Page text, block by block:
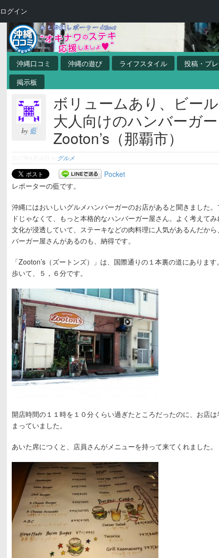
沖縄口コミ 沖縄の遊び ライフスタイル
投稿・プ
掲示板
by 藍
ボリュームあり、ビー
大人向けのハンバー
Zooton’s（那覇市）
グルメ
Pocket
レポーターの藍です。
沖縄にはおいしいグルメハンバーガーのお店があると聞きました
ドじゃなくて、もっと本格的なハンバーガー屋さん。よく考えて
文化が浸透していて、ステーキなどの肉料理に人気があるんだか
バーガー屋さんがあるのも、納得です。
「Zooton’s（ズートンズ）」は、国際通りの１本裏の道にありま
歩いて、５，６分です。
開店時間の１１時を１０分くらい過ぎたところだったのに、お店
まっていました。
あいた席につくと、店員さんがメニューを持って来てくれました。
ログイン